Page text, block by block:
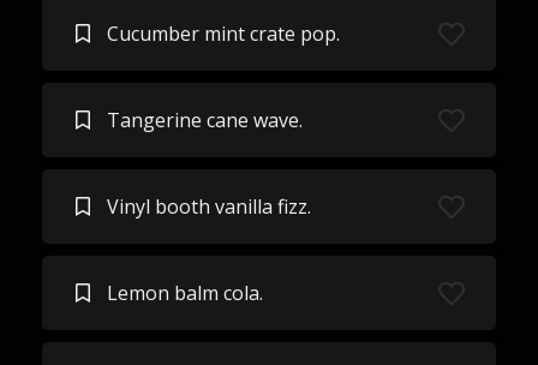
Cucumber mint crate pop.
Tangerine cane wave.
Vinyl booth vanilla fizz.
Lemon balm cola.